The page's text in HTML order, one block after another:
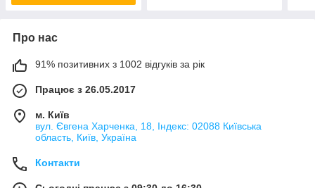
Про нас
91% позитивних з 1002 відгуків за рік
Працює з 26.05.2017
м. Київ
вул. Євгена Харченка, 18, Індекс: 02088 Київська
область, Київ, Україна
Контакти